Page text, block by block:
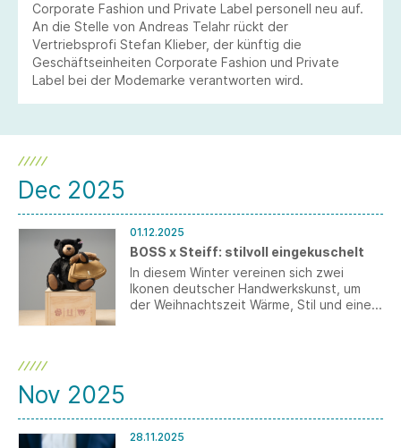
Corporate Fashion und Private Label personell neu auf.
An die Stelle von Andreas Telahr rückt der
Vertriebsprofi Stefan Klieber, der künftig die
Geschäftseinheiten Corporate Fashion und Private
Label bei der Modemarke verantworten wird.
Dec 2025
01.12.2025
BOSS x Steiff: stilvoll eingekuschelt
In diesem Winter vereinen sich zwei
Ikonen deutscher Handwerkskunst, um
der Weihnachtszeit Wärme, Stil und eine
unverkennbar mit dem Markenzeichen
„Knopf im Ohr“.
Nov 2025
28.11.2025